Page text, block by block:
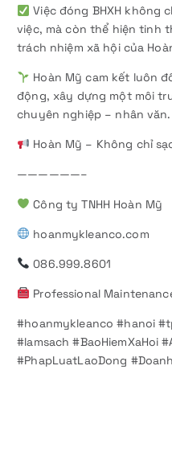
Việc đóng BHXH không
việc, mà còn thể hiện tinh
trách nhiệm xã hội của
Hoàn Mỹ cam kết luôn
động, xây dựng một môi
chuyên nghiệp – nhân văn.
Hoàn Mỹ – Không chỉ
——————–
Công ty TNHH Hoàn Mỹ
hoanmykleanco.com
086.999.8601
Professional
#hoanmykleanco #hanoi
#lamsach #BaoHiemXaHoi
#PhapLuatLaoDong